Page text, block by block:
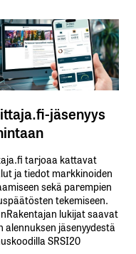
jäsenyys
tarjoaa kattavat
ja tiedot markkinoiden
sekä parempien
tekemiseen.
lukijat saavat
alennuksen jäsenyydestä
SRSI20